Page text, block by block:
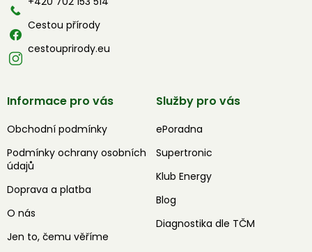
Cestou přírody
cestouprirody.eu
Informace pro vás
Obchodní podmínky
Podmínky ochrany osobních
údajů
Doprava a platba
O nás
Jen to, čemu věříme
Služby pro vás
ePoradna
Supertronic
Klub Energy
Blog
Diagnostika dle TČM